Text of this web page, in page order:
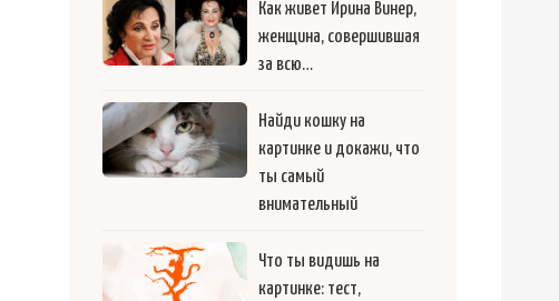
Как живет Ирина Винер,
женщина, совершившая
за всю…
Найди кошку на
картинке и докажи, что
ты самый
внимательный
Что ты видишь на
картинке: тест,